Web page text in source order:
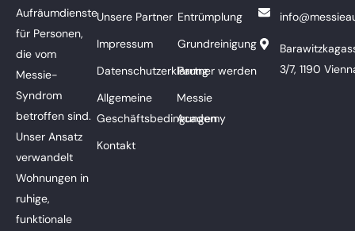
Aufräumdienste
für Personen,
die vom
Messie-
Syndrom
betroffen sind.
Unser Ansatz
verwandelt
Wohnungen in
ruhige,
funktionale
Unsere Partner
Impressum
Datenschutzerklärung
Allgemeine
Geschäftsbedingungen
Kontakt
Entrümplung
Grundreinigung
Partner werden
Messie
Academy
3/7, 1190